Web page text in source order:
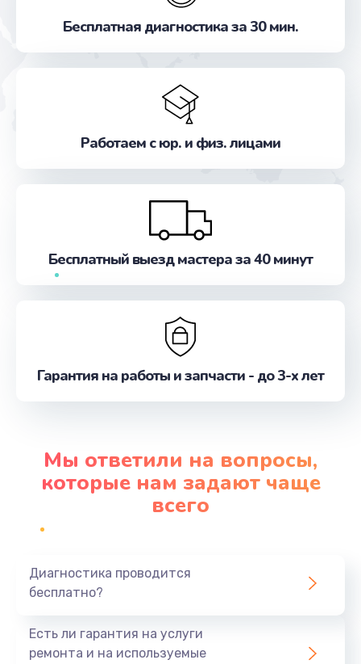
Бесплатная диагностика за 30 мин.
Работаем с юр. и физ. лицами
Бесплатный выезд мастера за 40 минут
Гарантия на работы и запчасти - до 3-х лет
Мы ответили на вопросы,
которые нам задают чаще
всего
Диагностика проводится
бесплатно?
Есть ли гарантия на услуги
ремонта и на используемые